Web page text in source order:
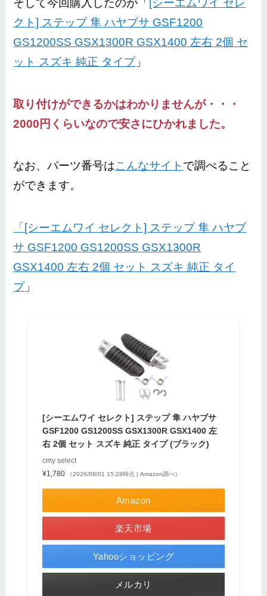
そして今回購入したのが「 [シーエムワイ セレ
クト] ステップ 隼 ハヤブサ GSF1200
GS1200SS GSX1300R GSX1400 左右 2個 セ
ット スズキ 純正 タイプ」
取り付けができるかはわかりませんが・・・
2000円くらいなので安さにひかれました。
なお、パーツ番号はこんなサイト で調べること
ができます。
「 [シーエムワイ セレクト] ステップ 隼 ハヤブ
サ GSF1200 GS1200SS GSX1300R
GSX1400 左右 2個 セット スズキ 純正 タイ
プ」
[シーエムワイ セレクト] ステップ 隼 ハヤブサ
GSF1200 GS1200SS GSX1300R GSX1400 左
右 2個 セット スズキ 純正 タイプ (ブラック)
cmy select
¥1,780
（2026/08/01 15:28時点 | Amazon調べ）
Amazon
楽天市場
Yahooショッピング
メルカリ